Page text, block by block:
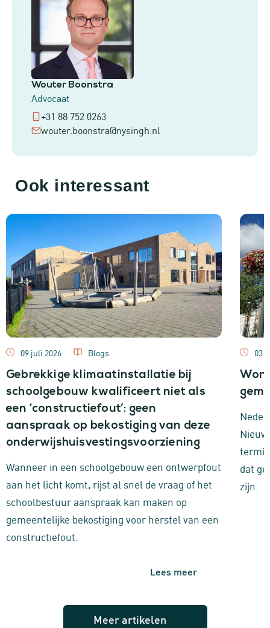
Wouter Boonstra
Advocaat
+31 88 752 0263
wouter.boonstra@nysingh.nl
Ook interessant
09 juli 2026
Blogs
Gebrekkige klimaatinstallatie bij
schoolgebouw kwalificeert niet als
een ‘constructiefout’: geen
aanspraak op bekostiging van deze
onderwijshuisvestingsvoorziening
Wanneer in een schoolgebouw een ontwerpfout
aan het licht komt, rijst al snel de vraag of het
schoolbestuur aanspraak kan maken op
gemeentelijke bekostiging voor herstel van een
constructiefout.
Lees meer
03
dat
zijn.
Meer artikelen